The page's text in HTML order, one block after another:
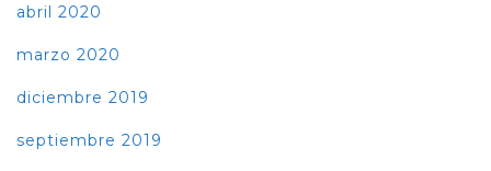
abril 2020
marzo 2020
diciembre 2019
septiembre 2019